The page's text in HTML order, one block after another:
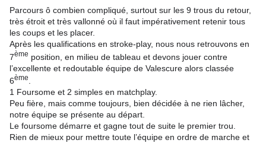
Parcours ô combien compliqué, surtout sur les 9 trous du retour,
très étroit et très vallonné où il faut impérativement retenir tous
les coups et les placer.
Après les qualifications en stroke-play, nous nous retrouvons en
7ème position, en milieu de tableau et devons jouer contre
l’excellente et redoutable équipe de Valescure alors classée
6ème
1 Foursome et 2 simples en matchplay.
Peu fière, mais comme toujours, bien décidée à ne rien lâcher,
notre équipe se présente au départ.
Le foursome démarre et gagne tout de suite le premier trou.
Rien de mieux pour mettre toute l’équipe en ordre de marche et